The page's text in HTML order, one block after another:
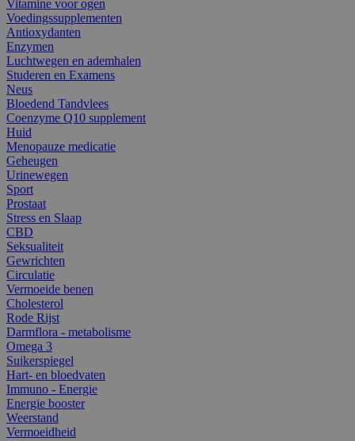
Vitamine voor ogen
Voedingssupplementen
Antioxydanten
Enzymen
Luchtwegen en ademhalen
Studeren en Examens
Neus
Bloedend Tandvlees
Coenzyme Q10 supplement
Huid
Menopauze medicatie
Geheugen
Urinewegen
Sport
Prostaat
Stress en Slaap
CBD
Seksualiteit
Gewrichten
Circulatie
Vermoeide benen
Cholesterol
Rode Rijst
Darmflora - metabolisme
Omega 3
Suikerspiegel
Hart- en bloedvaten
Immuno - Energie
Energie booster
Weerstand
Vermoeidheid